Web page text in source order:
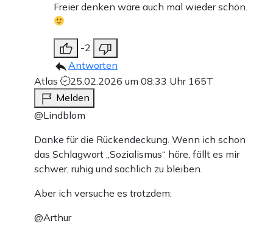
Freier denken wäre auch mal wieder schön.
-2
Antworten
Atlas
25.02.2026 um 08:33 Uhr 165T
Melden
@Lindblom
Danke für die Rückendeckung. Wenn ich schon
das Schlagwort „Sozialismus“ höre, fällt es mir
schwer, ruhig und sachlich zu bleiben.
Aber ich versuche es trotzdem:
@Arthur